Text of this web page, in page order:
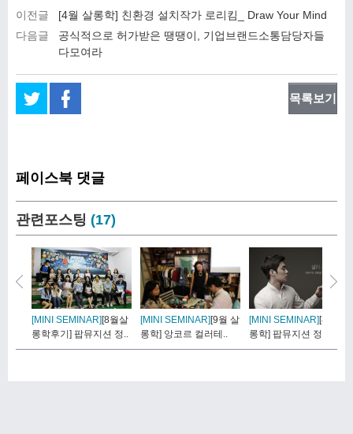
이전글
[4월 살롱학] 친환경 설치작가 로리킴_ Draw Your Mind
다음글
공식적으로 허가받은 땡땡이, 기업브랜드소통담당자들
다모여라
목록보기
페이스북 댓글
관련포스팅 (17)
[MINI SEMINAR] [8월살
롱학후기] 팝뮤지션 정..
[MINI SEMINAR] [9월 살
롱학] 앙코르 컬러테..
[MINI SEMINAR] [8월 살
롱학] 팝뮤지션 정환..